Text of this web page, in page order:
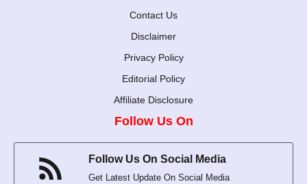
Contact Us
Disclaimer
Privacy Policy
Editorial Policy
Affiliate Disclosure
Follow Us On
Follow Us On Social Media
Get Latest Update On Social Media